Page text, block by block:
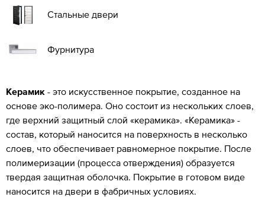
Стальные двери
Фурнитура
Керамик - это искусственное покрытие, созданное на
основе эко-полимера. Оно состоит из нескольких слоев,
где верхний защитный слой «керамика». «Керамика» -
состав, который наносится на поверхность в несколько
слоев, что обеспечивает равномерное покрытие. После
полимеризации (процесса отверждения) образуется
твердая защитная оболочка. Покрытие в готовом виде
наносится на двери в фабричных условиях.